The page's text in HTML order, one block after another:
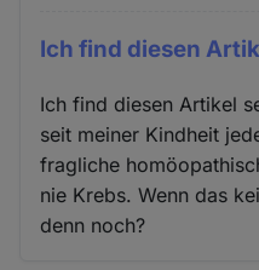
Ich find diesen
Ich find diesen Artikel
seit meiner Kindheit
fragliche
nie Krebs. Wenn das
denn noch?